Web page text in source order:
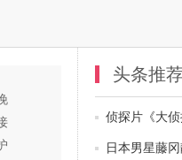
头条推荐
侦探片《大
够萌
日本男星藤